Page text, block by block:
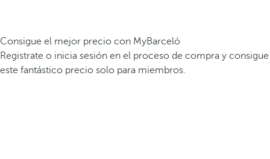
Consigue el mejor precio con MyBarceló
Registrate o inicia sesión en el proceso de compra y consigue
este fantástico precio solo para miembros.